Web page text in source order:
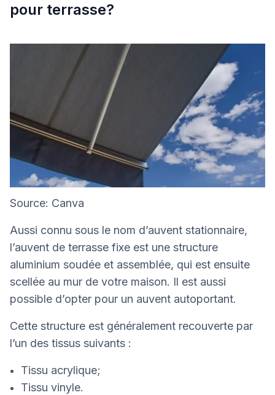
pour terrasse?
Source: Canva
Aussi connu sous le nom d’auvent stationnaire,
l’auvent de terrasse fixe est une structure
aluminium soudée et assemblée, qui est ensuite
scellée au mur de votre maison. Il est aussi
possible d’opter pour un auvent autoportant.
Cette structure est généralement recouverte par
l’un des tissus suivants :
Tissu acrylique;
Tissu vinyle.